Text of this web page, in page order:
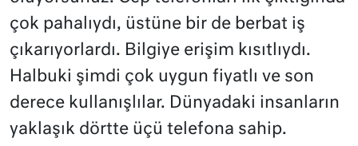
çok pahalıydı, üstüne bir de berbat iş
çıkarıyorlardı. Bilgiye erişim kısıtlıydı.
Halbuki şimdi çok uygun fiyatlı ve son
derece kullanışlılar. Dünyadaki insanların
yaklaşık dörtte üçü telefona sahip.